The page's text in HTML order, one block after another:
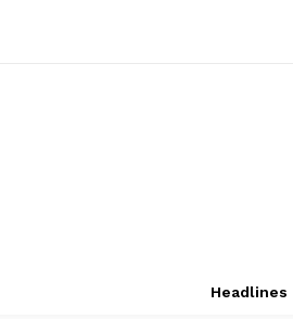
Headlines